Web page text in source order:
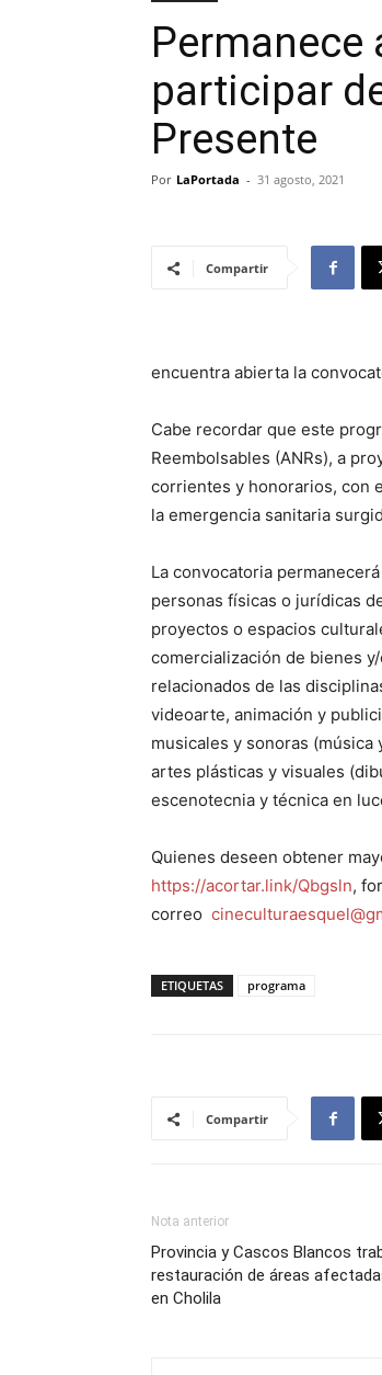
participar
Presente
Por LaPortada - 31 agosto, 2021
Compartir
encuentra abierta la
Cabe recordar que este
Reembolsables (ANRs), a
corrientes y honorarios, con
la emergencia sanitaria
La convocatoria
personas físicas o jurídicas
proyectos o espacios
comercialización de bienes
relacionados de las
videoarte, animación y
musicales y sonoras
artes plásticas y visuales
escenotecnia y técnica en
Quienes deseen obtener
https://acortar.link/Qbgsln,
correo
ETIQUETAS programa
Compartir
Nota anterior
Provincia y Cascos Blancos
restauración de áreas
en Cholila